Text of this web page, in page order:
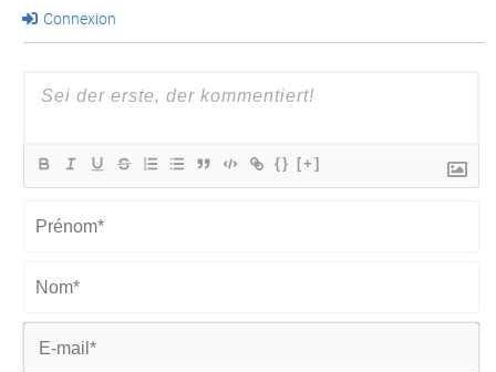
Connexion
{} [+]
Nom*